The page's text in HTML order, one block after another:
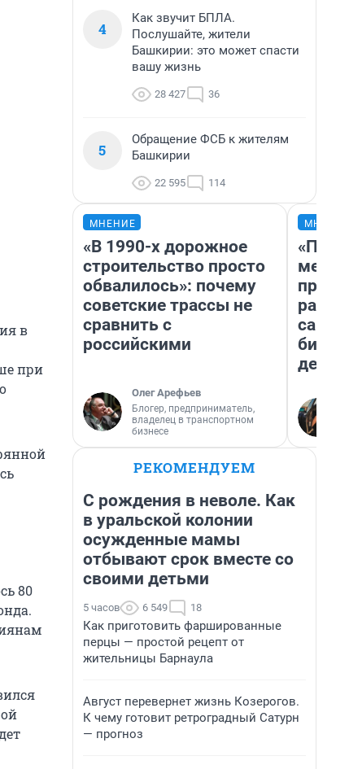
в
при
80
4
Как звучит БПЛА.
Послушайте, жители
Башкирии: это может спасти
вашу жизнь
28 427 36
5
Обращение ФСБ к жителям
Башкирии
22 595 114
МНЕНИЕ
«В 1990-х дорожное
строительство просто
обвалилось»: почему
советские трассы не
сравнить с
российскими
Олег Арефьев
Блогер, предприниматель,
владелец в транспортном
бизнесе
РЕКОМЕНДУЕМ
С рождения в неволе. Как
в уральской колонии
осужденные мамы
отбывают срок вместе со
своими детьми
5 часов 6 549 18
Как приготовить фаршированные
перцы — простой рецепт от
жительницы Барнаула
Август перевернет жизнь Козерогов.
К чему готовит ретроградный Сатурн
— прогноз